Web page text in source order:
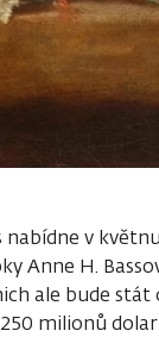
nabídne v
Anne H.
ale bude
milionů